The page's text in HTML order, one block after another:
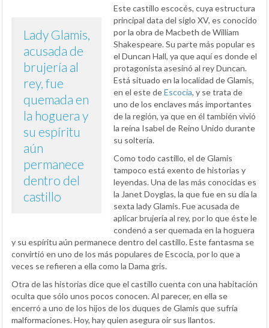
Lady Glamis,
acusada de
brujería al
rey, fue
quemada en
la hoguera y
su espíritu
aún
permanece
dentro del
castillo
Este castillo escocés, cuya estructura
principal data del siglo XV, es conocido
por la obra de Macbeth de William
Shakespeare. Su parte más popular es
el Duncan Hall, ya que aquí es donde el
protagonista asesinó al rey Duncan.
Está situado en la localidad de Glamis,
en el este deEscocia, y se trata de
uno de los enclaves más importantes
de la región, ya que en él también vivió
la reina Isabel de Reino Unido durante
su soltería.
Como todo castillo, el de Glamis
tampoco está exento de historias y
leyendas. Una de las más conocidas es
la Janet Doyglas, la que fue en su día la
sexta lady Glamis. Fue acusada de
aplicar brujería al rey, por lo que éste le
condenó a ser quemada en la hoguera
y su espíritu aún permanece dentro del castillo. Este fantasma se
convirtió en uno de los más populares de Escocia, por lo que a
veces se refieren a ella como la Dama gris.
Otra de las historias dice que el castillo cuenta con una habitación
oculta que sólo unos pocos conocen. Al parecer, en ella se
encerró a uno de los hijos de los duques de Glamis que sufría
malformaciones. Hoy, hay quien asegura oír sus llantos.